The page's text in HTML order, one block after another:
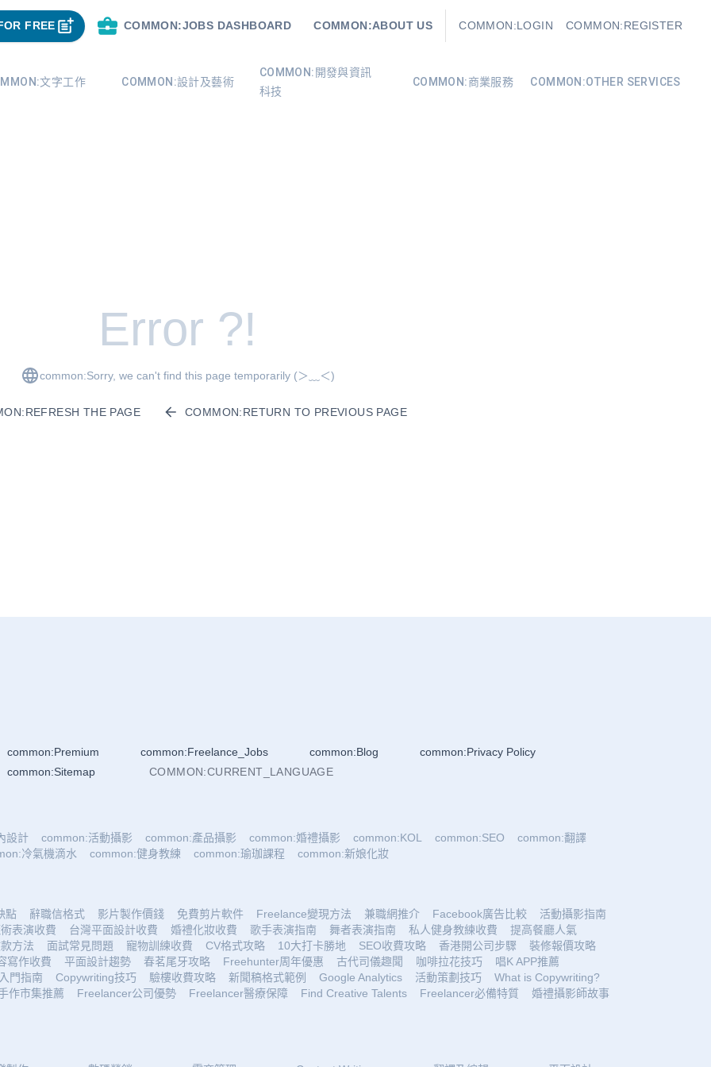
FREE COMMON:JOBS DASHBOARD COMMON:ABOUT US COMMON:LOGIN COMMON:REGISTER
文字工作 COMMON:設計及藝術
COMMON:開發與資訊
科技
COMMON:商業服務 COMMON:OTHER SERVICES
Error ?!
common:Sorry, we can't find this page temporarily (＞﹏＜)
THE PAGE COMMON:RETURN TO PREVIOUS PAGE
common:Premium common:Freelance_Jobs common:Blog
common:Privacy Policy
common:Sitemap
COMMON:CURRENT_LANGUAGE
設計 common:活動攝影 common:產品攝影 common:婚禮攝影 common:KOL common:SEO
common:翻譯
冷氣機滴水
common:健身教練 common:瑜珈課程 common:新娘化妝
點 辭職信格式 影片製作價錢 免費剪片軟件 Freelance變現方法 兼職網推介 Facebook廣告比較
活動攝影指南
表演收費
台灣平面設計收費 婚禮化妝收費 歌手表演指南 舞者表演指南 私人健身教練收費
提高餐廳人氣
方法
面試常見問題 寵物訓練收費 CV格式攻略 10大打卡勝地 SEO收費攻略 香港開公司步驟
裝修報價攻略
寫作收費
平面設計趨勢 春茗尾牙攻略 Freehunter周年優惠 古代司儀趣聞 咖啡拉花技巧
唱K APP推薦
門指南
Copywriting技巧 驗樓收費攻略 新聞稿格式範例 Google Analytics 活動策劃技巧
What is Copywriting?
作市集推薦
Freelancer公司優勢 Freelancer醫療保障 Find Creative Talents Freelancer必備特質 婚禮攝影師故事